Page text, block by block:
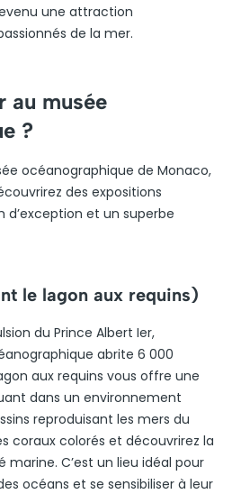
une attraction
de la mer.
au musée
?
océanographique de Monaco,
des expositions
et un superbe
le lagon aux requins)
du Prince Albert Ier,
abrite 6 000
aux requins vous offre une
dans un environnement
reproduisant les mers du
coraux colorés et découvrirez la
marine. C’est un lieu idéal pour
océans et se sensibiliser à leur